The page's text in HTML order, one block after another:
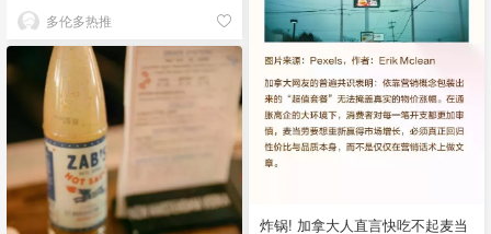
多伦多热推
炸锅! 加拿大人直言快吃不起麦当